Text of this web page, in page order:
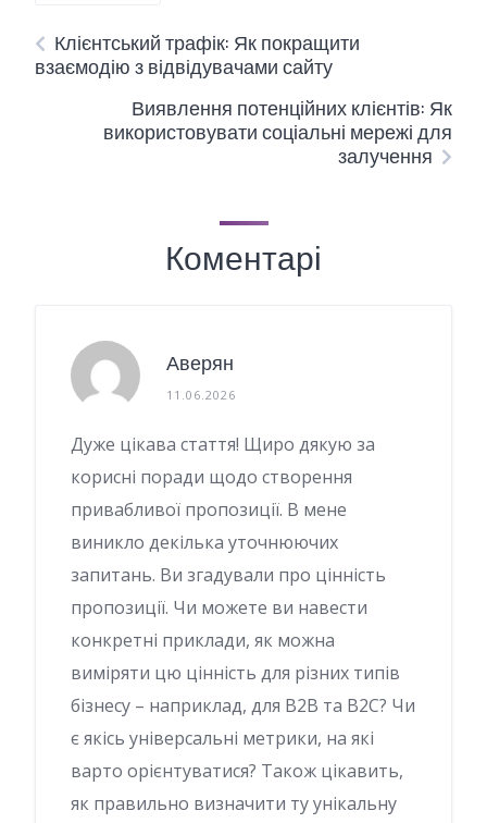
Клієнтський трафік: Як покращити
взаємодію з відвідувачами сайту
Виявлення потенційних клієнтів: Як
використовувати соціальні мережі для
залучення
Коментарі
Аверян
11.06.2026
Дуже цікава стаття! Щиро дякую за
корисні поради щодо створення
привабливої пропозиції. В мене
виникло декілька уточнюючих
запитань. Ви згадували про цінність
пропозиції. Чи можете ви навести
конкретні приклади, як можна
виміряти цю цінність для різних типів
бізнесу – наприклад, для B2B та B2C? Чи
є якісь універсальні метрики, на які
варто орієнтуватися? Також цікавить,
як правильно визначити ту унікальну